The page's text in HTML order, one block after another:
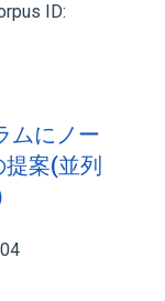
ID:
ムにノー
提案(並列